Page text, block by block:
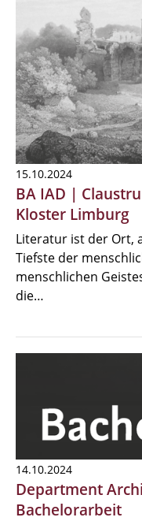
15.10.2024
BA IAD |
Kloster Limburg
Literatur ist der Ort,
Tiefste der
menschlichen
die…
14.10.2024
Department
Bachelorarbeit